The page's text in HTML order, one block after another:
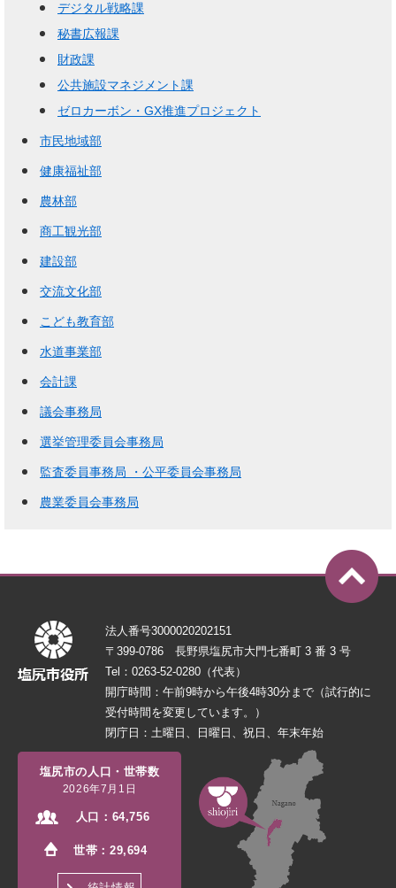
デジタル戦略課
秘書広報課
財政課
公共施設マネジメント課
ゼロカーボン・GX推進プロジェクト
市民地域部
健康福祉部
農林部
商工観光部
建設部
交流文化部
こども教育部
水道事業部
会計課
議会事務局
選挙管理委員会事務局
監査委員事務局 ・公平委員会事務局
農業委員会事務局
法人番号3000020202151
〒399-0786 長野県塩尻市大門七番町 3 番 3 号
Tel：0263-52-0280（代表）
開庁時間：午前9時から午後4時30分まで（試行的に
受付時間を変更しています。）
閉庁日：土曜日、日曜日、祝日、年末年始
塩尻市の人口・世帯数
2026年7月1日
人口： 64,756
世帯：29,694